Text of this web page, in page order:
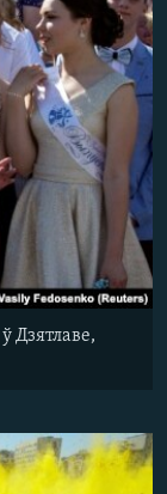
Дзятлаве,